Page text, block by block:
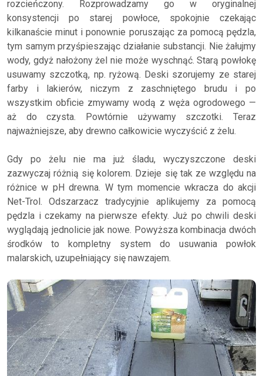
rozcieńczony. Rozprowadzamy go w oryginalnej
konsystencji po starej powłoce, spokojnie czekając
kilkanaście minut i ponownie poruszając za pomocą pędzla,
tym samym przyśpieszając działanie substancji. Nie żałujmy
wody, gdyż nałożony żel nie może wyschnąć. Starą powłokę
usuwamy szczotką, np. ryżową. Deski szorujemy ze starej
farby i lakierów, niczym z zaschniętego brudu i po
wszystkim obficie zmywamy wodą z węża ogrodowego —
aż do czysta. Powtórnie używamy szczotki. Teraz
najważniejsze, aby drewno całkowicie wyczyścić z żelu.
Gdy po żelu nie ma już śladu, wyczyszczone deski
zazwyczaj różnią się kolorem. Dzieje się tak ze względu na
różnice w pH drewna. W tym momencie wkracza do akcji
Net-Trol. Odszarzacz tradycyjnie aplikujemy za pomocą
pędzla i czekamy na pierwsze efekty. Już po chwili deski
wyglądają jednolicie jak nowe. Powyższa kombinacja dwóch
środków to kompletny system do usuwania powłok
malarskich, uzupełniający się nawzajem.